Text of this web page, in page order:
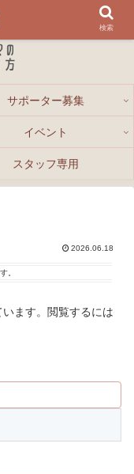
サポーター募集
イベント
スタッフ専用
2026.06.18
。
ます。閲覧するには
検索